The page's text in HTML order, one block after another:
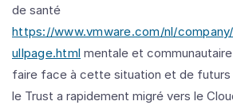
de santé
https://www.vmware.com/nl/
ullpage.html mentale et communautaire
faire face à cette situation et de
le Trust a rapidement migré vers le